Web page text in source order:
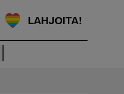
LAHJOITA!